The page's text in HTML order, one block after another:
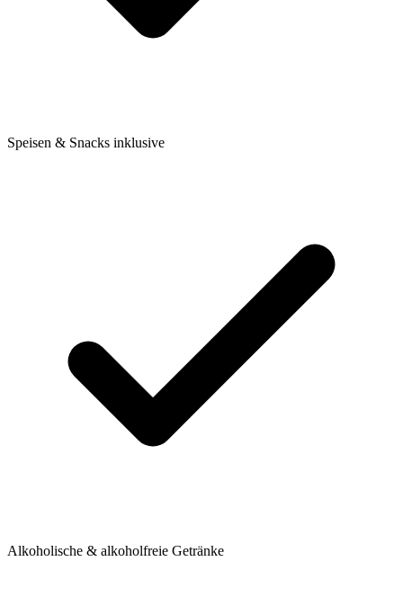
Speisen & Snacks inklusive
Alkoholische & alkoholfreie Getränke